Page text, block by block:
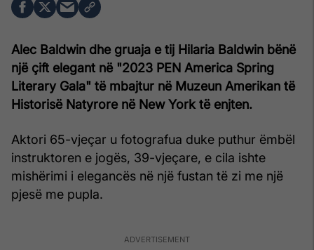
Alec Baldwin dhe gruaja e tij Hilaria Baldwin bënë
një çift elegant në "2023 PEN America Spring
Literary Gala" të mbajtur në Muzeun Amerikan të
Historisë Natyrore në New York të enjten.
Aktori 65-vjeçar u fotografua duke puthur ëmbël
instruktoren e jogës, 39-vjeçare, e cila ishte
mishërimi i elegancës në një fustan të zi me një
pjesë me pupla.